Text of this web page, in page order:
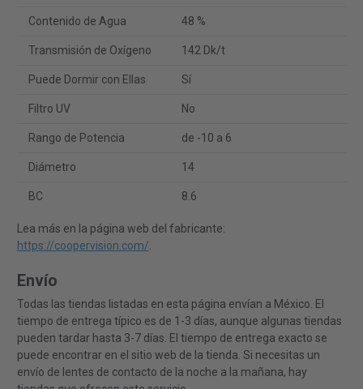
Contenido de Agua 48 %
Transmisión de Oxígeno 142 Dk/t
Puede Dormir con Ellas Sí
Filtro UV No
Rango de Potencia de -10 a 6
Diámetro 14
BC 8.6
Lea más en la página web del fabricante:
https://coopervision.com/.
Envío
Todas las tiendas listadas en esta página envían a México. El
tiempo de entrega típico es de 1-3 días, aunque algunas tiendas
pueden tardar hasta 3-7 días. El tiempo de entrega exacto se
puede encontrar en el sitio web de la tienda. Si necesitas un
envío de lentes de contacto de la noche a la mañana, hay